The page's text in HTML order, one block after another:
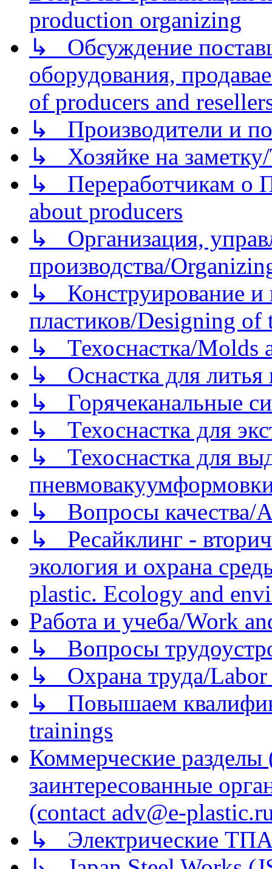
production organizing
↳ Обсуждение
оборудования,
of producers and
↳ Производители и
↳ Хозяйке на
↳ Переработчикам о
about producers
↳ Организация,
производства/
↳ Конструирование и
пластиков/Designing of
↳ Техоснастка/Molds
↳ Оснастка для литья
↳ Горячеканальные
↳ Техоснастка для
↳ Техоснастка для
↳ Вопросы качества/
↳ Ресайклинг -
экология и охрана
plastic. Ecology and
Работа и учеба/Work
↳ Вопросы
↳ Охрана труда/Labor
↳ Повышаем
trainings
Коммерческие
заинтересованные
(contact adv@e-
↳ Электрические